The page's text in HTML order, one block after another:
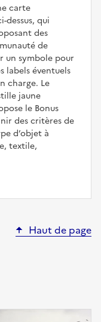
carte
dessus, qui
des
de
un symbole pour
labels éventuels
charge. Le
jaune
le Bonus
des critères de
d’objet à
textile,
Haut de page